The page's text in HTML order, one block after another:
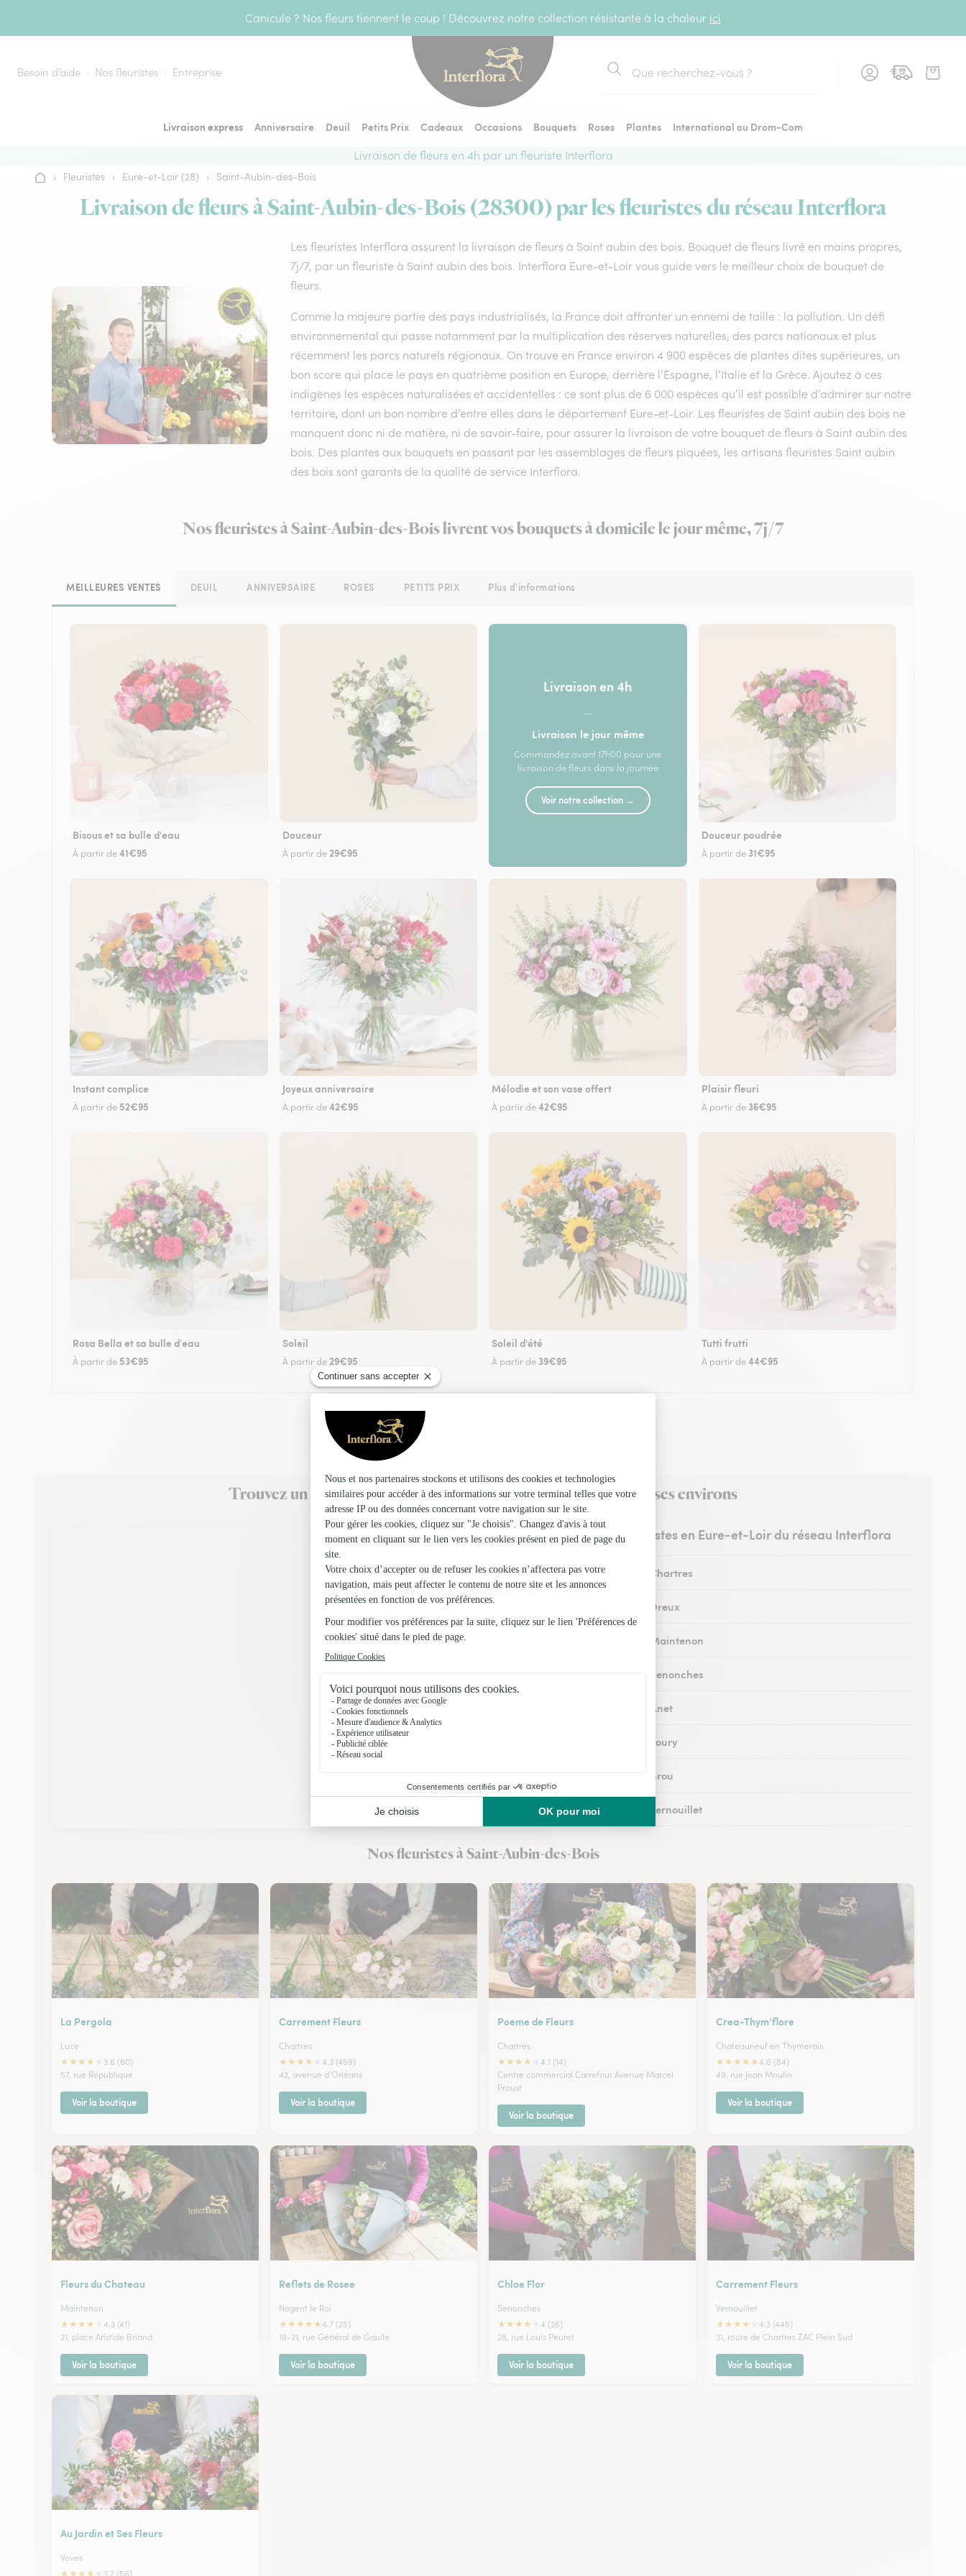
Canicule ? Nos fleurs tiennent le coup ! Découvrez notre collection résistante à la chaleur ici
Besoin d’aide Nos fleuristes Entreprise
Rechercher
Livraison express Anniversaire Deuil Petits Prix Cadeaux Occasions Bouquets Roses Plantes
International ou Drom-Com
Livraison de fleurs en 4h par un fleuriste Interflora
Accueil
› Fleuristes › Eure-et-Loir (28) › Saint-Aubin-des-Bois
Livraison de fleurs à Saint-Aubin-des-Bois (28300) par les fleuristes du réseau Interflora
Les fleuristes Interflora assurent la livraison de fleurs à Saint aubin des bois. Bouquet de fleurs livré en mains propres,
7j/7, par un fleuriste à Saint aubin des bois. Interflora Eure-et-Loir vous guide vers le meilleur choix de bouquet de
fleurs.
Comme la majeure partie des pays industrialisés, la France doit affronter un ennemi de taille : la pollution. Un défi
environnemental qui passe notamment par la multiplication des réserves naturelles, des parcs nationaux et plus
récemment les parcs naturels régionaux. On trouve en France environ 4 900 espèces de plantes dites supérieures, un
bon score qui place le pays en quatrième position en Europe, derrière l’Espagne, l’Italie et la Grèce. Ajoutez à ces
indigènes les espèces naturalisées et accidentelles : ce sont plus de 6 000 espèces qu’il est possible d’admirer sur notre
territoire, dont un bon nombre d’entre elles dans le département Eure-et-Loir. Les fleuristes de Saint aubin des bois ne
manquent donc ni de matière, ni de savoir-faire, pour assurer la livraison de votre bouquet de fleurs à Saint aubin des
bois. Des plantes aux bouquets en passant par les assemblages de fleurs piquées, les artisans fleuristes Saint aubin
des bois sont garants de la qualité de service Interflora.
Nos fleuristes à Saint-Aubin-des-Bois livrent vos bouquets à domicile le jour même, 7j/7
MEILLEURES VENTES DEUIL ANNIVERSAIRE ROSES PETITS PRIX Plus d'informations
Bisous et sa bulle d'eau
À partir de41€95
Douceur
À partir de 29€95
Livraison en 4h
—
Livraison le jour même
Commandez avant 17h00 pour une
livraison de fleurs dans la journée
Voir notre collection →
Douceur poudrée
À partir de 31€95
Instant complice
À partir de 52€95
Joyeux anniversaire
À partir de42€95
Mélodie et son vase offert
À partir de42€95
Plaisir fleuri
À partir de 36€95
Rosa Bella et sa bulle d'eau
À partir de 53€95
Soleil
À partir de 29€95
Soleil d'été
À partir de 39€95
Tutti frutti
À partir de44€95
Trouvez un fleuriste Interflora à Saint-Aubin-des-Bois et dans ses environs
Les fleuristes en Eure-et-Loir du réseau Interflora
Fleuristes à Chartres
Fleuristes à Dreux
Fleuristes à Maintenon
Fleuristes à Senonches
Fleuristes à Anet
Fleuristes à Toury
Fleuristes à Brou
Fleuristes à Vernouillet
Nos fleuristes à Saint-Aubin-des-Bois
La Pergola
Luce
★★★★
3.6 (60)
57, rue République
Voir la boutique
Carrement Fleurs
Chartres
★★★★
4.3 (459)
42, avenue d'Orléans
Voir la boutique
Poeme de Fleurs
Chartres
★★★★
4.1 (14)
Centre commercial Carrefour Avenue Marcel
Proust
Voir la boutique
Crea-Thym’flore
Chateauneuf en Thymerais
★★★★★4.6 (84)
49, rue Jean Moulin
Voir la boutique
Fleurs du Chateau
Maintenon
★★★★
4.3 (41)
21, place Aristide Briand
Voir la boutique
Reflets de Rosee
Nogent le Roi
★★★★★4.7 (25)
19-21, rue Général de Gaulle
Voir la boutique
Chloe Flor
Senonches
★★★★
4 (26)
28, rue Louis Peuret
Voir la boutique
Carrement Fleurs
Vernouillet
★★★★
4.3 (445)
31, route de Chartres ZAC Plein Sud
Voir la boutique
Au Jardin et Ses Fleurs
Voves
★★★★ 3.7 (56)